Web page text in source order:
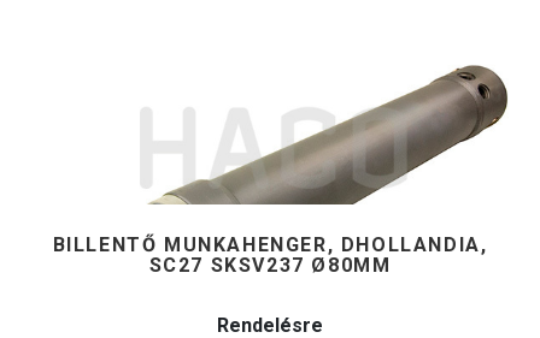
BILLENTŐ MUNKAHENGER, DHOLLANDIA,
SC27 SKSV237 Ø80MM
Rendelésre